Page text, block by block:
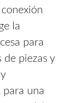
la
para
de piezas y
para una